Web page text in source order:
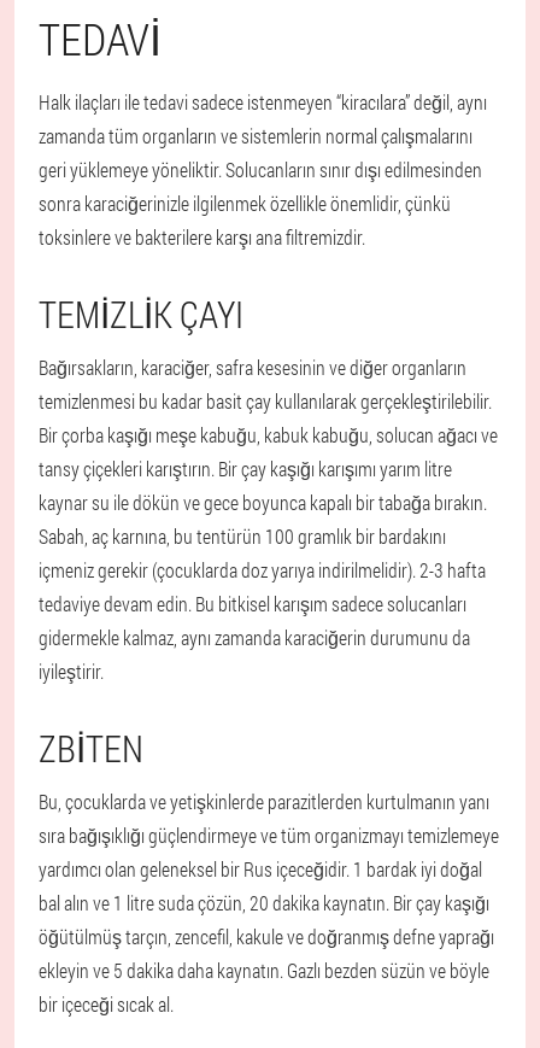
TEDAVI
Halk ilaçları ile tedavi sadece istenmeyen “kiracılara” değil, aynı
zamanda tüm organların ve sistemlerin normal çalışmalarını
geri yüklemeye yöneliktir. Solucanların sınır dışı edilmesinden
sonra karaciğerinizle ilgilenmek özellikle önemlidir, çünkü
toksinlere ve bakterilere karşı ana filtremizdir.
TEMIZLIK ÇAYI
Bağırsakların, karaciğer, safra kesesinin ve diğer organların
temizlenmesi bu kadar basit çay kullanılarak gerçekleştirilebilir.
Bir çorba kaşığı meşe kabuğu, kabuk kabuğu, solucan ağacı ve
tansy çiçekleri karıştırın. Bir çay kaşığı karışımı yarım litre
kaynar su ile dökün ve gece boyunca kapalı bir tabağa bırakın.
Sabah, aç karnına, bu tentürün 100 gramlık bir bardakını
içmeniz gerekir (çocuklarda doz yarıya indirilmelidir). 2-3 hafta
tedaviye devam edin. Bu bitkisel karışım sadece solucanları
gidermekle kalmaz, aynı zamanda karaciğerin durumunu da
iyileştirir.
ZBITEN
Bu, çocuklarda ve yetişkinlerde parazitlerden kurtulmanın yanı
sıra bağışıklığı güçlendirmeye ve tüm organizmayı temizlemeye
yardımcı olan geleneksel bir Rus içeceğidir. 1 bardak iyi doğal
bal alın ve 1 litre suda çözün, 20 dakika kaynatın. Bir çay kaşığı
öğütülmüş tarçın, zencefil, kakule ve doğranmış defne yaprağı
ekleyin ve 5 dakika daha kaynatın. Gazlı bezden süzün ve böyle
bir içeceği sıcak al.